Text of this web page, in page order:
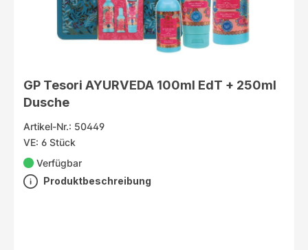
GP Tesori AYURVEDA 100ml EdT + 250ml
Dusche
Artikel-Nr.: 50449
VE: 6 Stück
Verfügbar
Produktbeschreibung